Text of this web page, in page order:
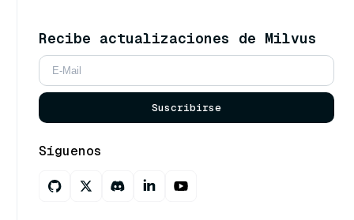
Recibe actualizaciones de Milvus
Suscribirse
Síguenos